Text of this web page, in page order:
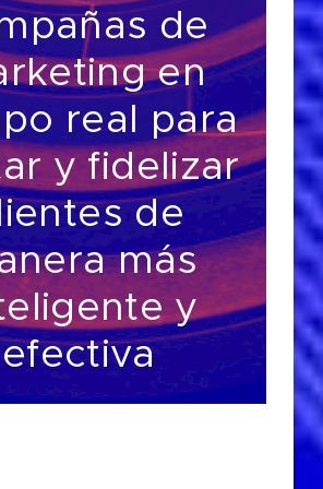
de
en
real para
y fidelizar
de
más
y
efectiva